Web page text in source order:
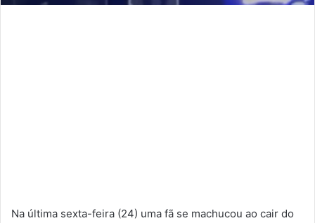
Na última sexta-feira (24) uma fã se machucou ao cair do